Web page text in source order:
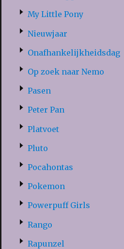
My Little Pony
Nieuwjaar
Onafhankelijkheidsdag
Op zoek naar Nemo
Pasen
Peter Pan
Platvoet
Pluto
Pocahontas
Pokemon
Powerpuff Girls
Rango
Rapunzel